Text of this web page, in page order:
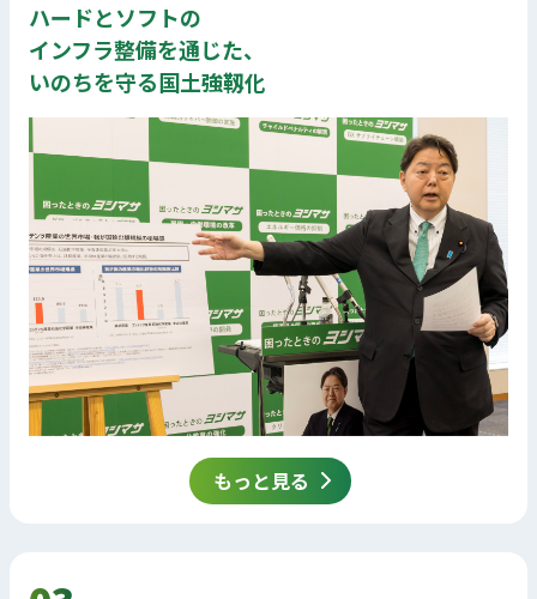
ハードとソフトの
インフラ整備を通じた、
いのちを守る国土強靱化
もっと見る